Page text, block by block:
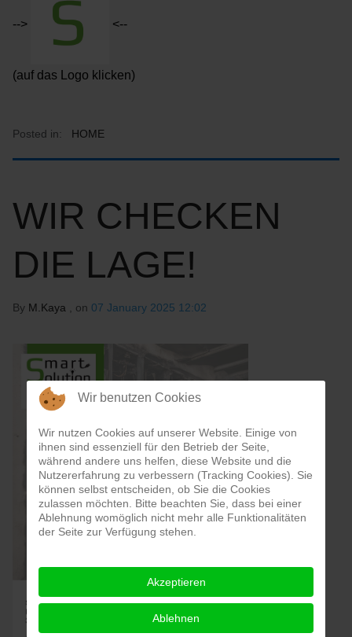
--> <--
(auf das Logo klicken)
Posted in: HOME
WIR CHECKEN
DIE LAGE!
By M.Kaya , on 07 January 2025 12:02
Wir benutzen Cookies
Wir nutzen Cookies auf unserer Website. Einige von
ihnen sind essenziell für den Betrieb der Seite,
während andere uns helfen, diese Website und die
Nutzererfahrung zu verbessern (Tracking Cookies). Sie
können selbst entscheiden, ob Sie die Cookies
zulassen möchten. Bitte beachten Sie, dass bei einer
Ablehnung womöglich nicht mehr alle Funktionalitäten
der Seite zur Verfügung stehen.
Akzeptieren
Ablehnen